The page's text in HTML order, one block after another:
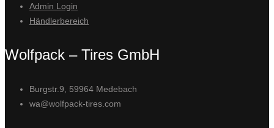
Admin Login
Händlerbereich
Wolfpack – Tires GmbH
Burgstr.9, 59964 Medebach
wa@wolfpack-tires.com